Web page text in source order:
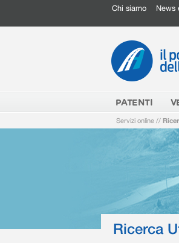
Chi siamo News
PATENTI
Servizi online //
Ricerca